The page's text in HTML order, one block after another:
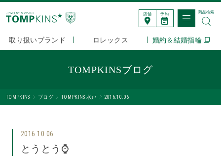
店舗 予約
取り扱いブランド ロレックス 婚約＆結婚指輪
商品検索
TOMPKINSブログ
TOMPKINS ブログ TOMPKINS 水戸 2016.10.06
2016.10.06
とうとう⌚️